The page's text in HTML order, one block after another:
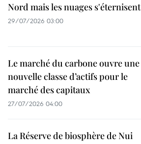
Nord mais les nuages s'éternisent
29/07/2026 03:00
Le marché du carbone ouvre une
nouvelle classe d’actifs pour le
marché des capitaux
27/07/2026 04:00
La Réserve de biosphère de Nui